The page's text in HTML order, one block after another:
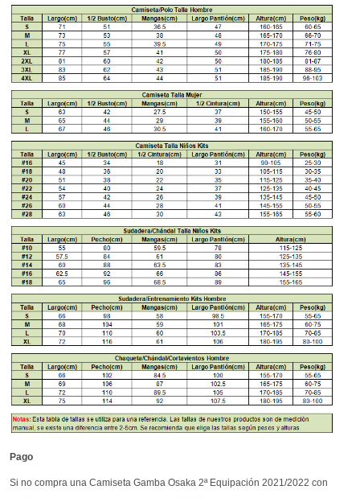
Pago
Si no compra una Camiseta Gamba Osaka 2ª Equipación 2021/2022 con